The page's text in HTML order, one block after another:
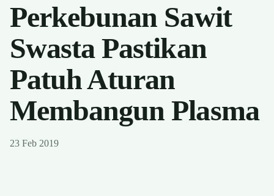
Perkebunan Sawit
Swasta Pastikan
Patuh Aturan
Membangun Plasma
23 Feb 2019